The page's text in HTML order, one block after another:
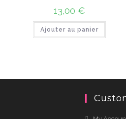
13,00 €
Ajouter au panier